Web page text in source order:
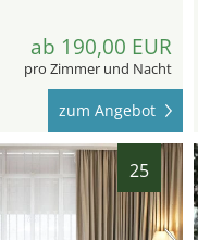
ab 190,00 EUR
pro Zimmer und Nacht
zum Angebot
25